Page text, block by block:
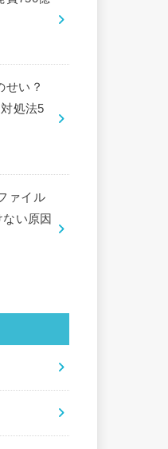
せい？
処法5
ァイル
い原因